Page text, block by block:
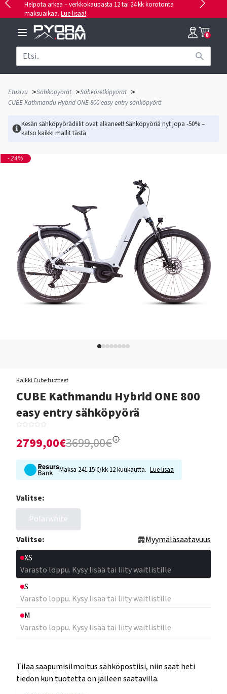
Helpota arkea – verkkokaupasta 12 tai 24 kk korotonta
maksuaikaa. Lue lisää!
0
Etusivu >Sähköpyörät >Sähköretkipyörät >
CUBE Kathmandu Hybrid ONE 800 easy entry sähköpyörä
Kesän sähköpyörädiilit ovat alkaneet! Sähköpyöriä nyt jopa -50% –
katso kaikki mallittästä
-24%
Kaikki Cube tuotteet
CUBE Kathmandu Hybrid ONE 800
easy entry sähköpyörä
2799,00€3699,00€
Maksa 241.15 €/kk 12 kuukautta. Lue lisää
Valitse:
Polarwhite
Valitse:
Myymäläsaatavuus
XS
Varasto loppu. Kysy lisää tai liity waitlistille
S
Varasto loppu. Kysy lisää tai liity waitlistille
M
Varasto loppu. Kysy lisää tai liity waitlistille
Tilaa saapumisilmoitus sähköpostiisi, niin saat heti
tiedon kun tuotetta on jälleen saatavilla.